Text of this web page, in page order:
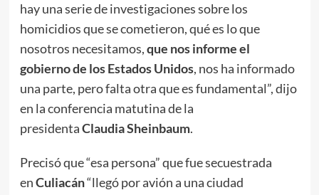
hay una serie de investigaciones sobre los
homicidios que se cometieron, qué es lo que
nosotros necesitamos,que nos informe el
gobierno de los Estados Unidos, nos ha informado
una parte, pero falta otra que es fundamental”, dijo
en la conferencia matutina de la
presidentaClaudia Sheinbaum.
Precisó que “esa persona” que fue secuestrada
enCuliacán“llegó por avión a una ciudad